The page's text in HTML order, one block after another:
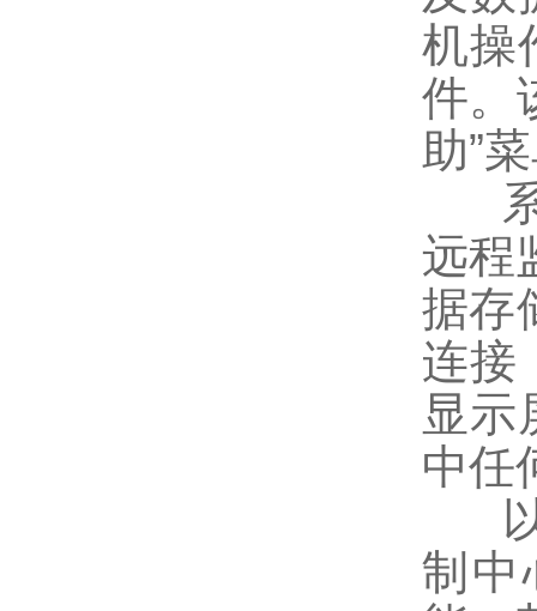
机操
件。
助”
远程
据存
连接
显示
中任
制中